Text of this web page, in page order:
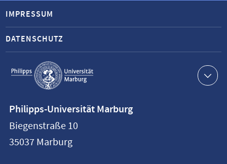
Service-
Navigation
IMPRESSUM
DATENSCHUTZ
Philipps-
Universität
Marburg
Philipps-Universität Marburg
Biegenstraße 10
35037 Marburg